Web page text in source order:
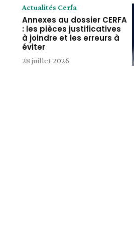
Actualités Cerfa
Annexes au dossier CERFA
: les pièces justificatives
à joindre et les erreurs à
éviter
28 juillet 2026